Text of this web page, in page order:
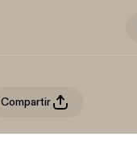
Compartir